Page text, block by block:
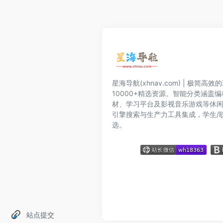
站点提交
星海导航(xhnav.com) | 极简高效
10000+精选资源。智能分类涵盖
材、学习平台及影视音乐游戏等休
引擎搜索与生产力工具集成，学生/
选。